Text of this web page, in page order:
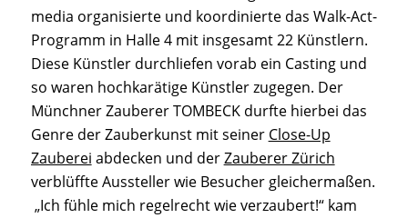
media organisierte und koordinierte das Walk-Act-
Programm in Halle 4 mit insgesamt 22 Künstlern.
Diese Künstler durchliefen vorab ein Casting und
so waren hochkarätige Künstler zugegen. Der
Münchner Zauberer TOMBECK durfte hierbei das
Genre der Zauberkunst mit seiner Close-Up
Zauberei abdecken und derZauberer Zürich
verblüffte Aussteller wie Besucher gleichermaßen.
„Ich fühle mich regelrecht wie verzaubert!“ kam